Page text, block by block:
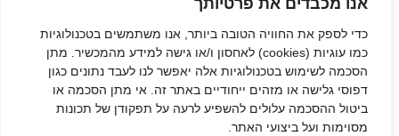
אנו מכבדים את פרטיותך
כדי לספק את החוויה הטובה ביותר, אנו משתמשים בטכנולוגיות
כמו עוגיות (cookies) לאחסון ו/או גישה למידע מהמכשיר. מתן
הסכמה לשימוש בטכנולוגיות אלה יאפשר לנו לעבד נתונים כגון
דפוסי גלישה או מזהים ייחודיים באתר זה. אי מתן הסכמה או
ביטול ההסכמה עלולים להשפיע לרעה על תפקודן של תכונות
מסוימות ועל ביצועי האתר.
את ההסכמה בכל עת
שליחה